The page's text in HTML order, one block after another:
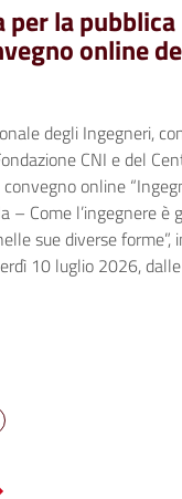
per la pubblica
online
degli Ingegneri,
CNI e del
convegno online
– Come l’ingegnere è
sue diverse forme”,
10 luglio 2026,